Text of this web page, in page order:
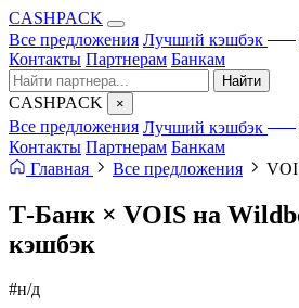
CASHPACK
Все предложения Лучший кэшбэк
Контакты Партнерам Банкам
Найти
CASHPACK ×
Все предложения Лучший кэшбэк
Контакты Партнерам Банкам
Главная
Все предложения
Т-Банк × VOIS на
кэшбэк
#н/д